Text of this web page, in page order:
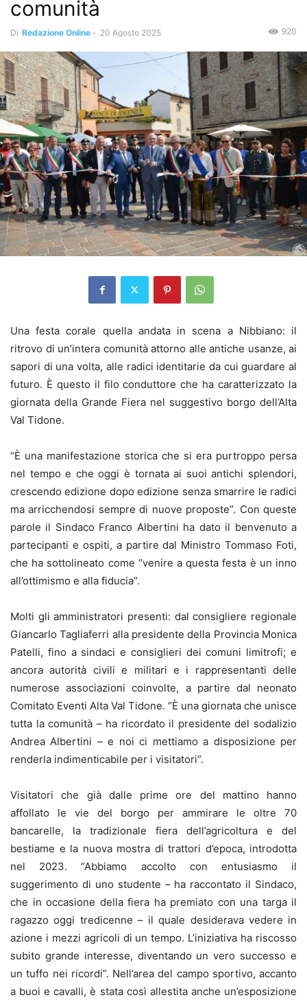
comunità
Di Redazione Online - 20 Agosto 2025 920
Una festa corale quella andata in scena a Nibbiano: il
ritrovo di un’intera comunità attorno alle antiche usanze, ai
sapori di una volta, alle radici identitarie da cui guardare al
futuro. È questo il filo conduttore che ha caratterizzato la
giornata della Grande Fiera nel suggestivo borgo dell’Alta
Val Tidone.
“È una manifestazione storica che si era purtroppo persa
nel tempo e che oggi è tornata ai suoi antichi splendori,
crescendo edizione dopo edizione senza smarrire le radici
ma arricchendosi sempre di nuove proposte”. Con queste
parole il Sindaco Franco Albertini ha dato il benvenuto a
partecipanti e ospiti, a partire dal Ministro Tommaso Foti,
che ha sottolineato come “venire a questa festa è un inno
all’ottimismo e alla fiducia”.
Molti gli amministratori presenti: dal consigliere regionale
Giancarlo Tagliaferri alla presidente della Provincia Monica
Patelli, fino a sindaci e consiglieri dei comuni limitrofi; e
ancora autorità civili e militari e i rappresentanti delle
numerose associazioni coinvolte, a partire dal neonato
Comitato Eventi Alta Val Tidone. “È una giornata che unisce
tutta la comunità – ha ricordato il presidente del sodalizio
Andrea Albertini – e noi ci mettiamo a disposizione per
renderla indimenticabile per i visitatori”.
Visitatori che già dalle prime ore del mattino hanno
affollato le vie del borgo per ammirare le oltre 70
bancarelle, la tradizionale fiera dell’agricoltura e del
bestiame e la nuova mostra di trattori d’epoca, introdotta
nel 2023. “Abbiamo accolto con entusiasmo il
suggerimento di uno studente – ha raccontato il Sindaco,
che in occasione della fiera ha premiato con una targa il
ragazzo oggi tredicenne – il quale desiderava vedere in
azione i mezzi agricoli di un tempo. L’iniziativa ha riscosso
subito grande interesse, diventando un vero successo e
un tuffo nei ricordi”. Nell’area del campo sportivo, accanto
a buoi e cavalli, è stata così allestita anche un’esposizione